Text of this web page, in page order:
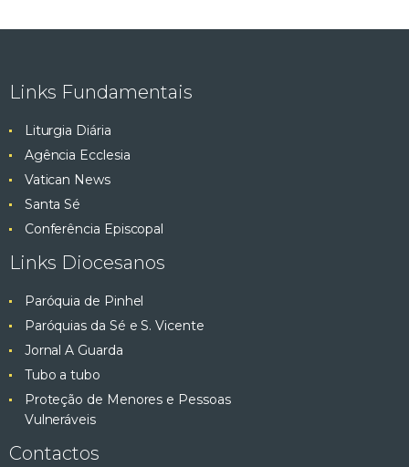
Links Fundamentais
Liturgia Diária
Agência Ecclesia
Vatican News
Santa Sé
Conferência Episcopal
Links Diocesanos
Paróquia de Pinhel
Paróquias da Sé e S. Vicente
Jornal A Guarda
Tubo a tubo
Proteção de Menores e Pessoas
Vulneráveis
Contactos